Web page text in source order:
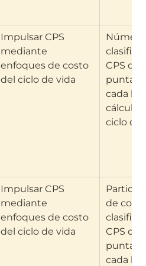
Impulsar CPS
mediante
enfoques de costo
del ciclo de vida
CPS
puntaje
cada
ciclo de
Impulsar CPS
mediante
enfoques de costo
del ciclo de vida
de
CPS
puntaje
cada